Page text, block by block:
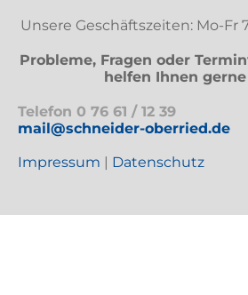
Unsere Geschäftszeiten: Mo-Fr 7
Probleme, Fragen oder
helfen Ihnen
Telefon 0 76 61 / 12 39
mail@schneider-oberried.de
Impressum | Datenschutz